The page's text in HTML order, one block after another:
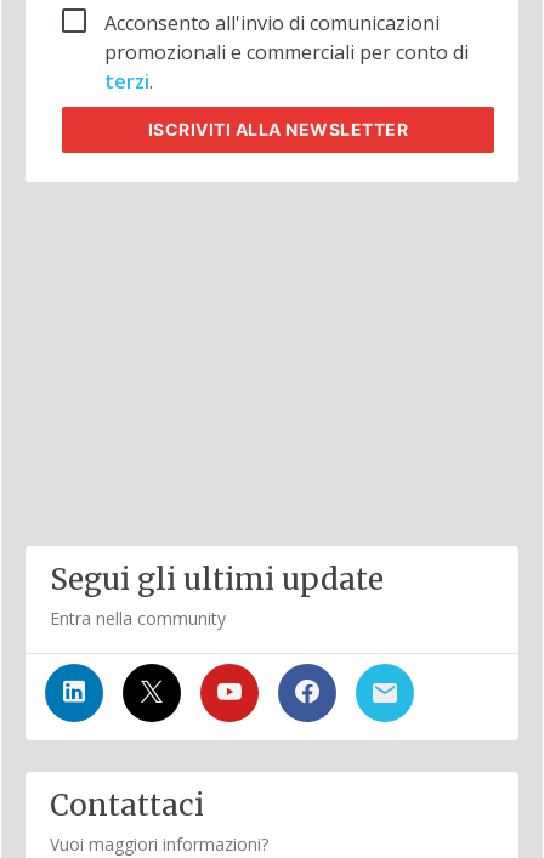
Acconsento all'invio di comunicazioni
promozionali e commerciali per conto di
terzi.
ISCRIVITI ALLA NEWSLETTER
Segui gli ultimi update
Entra nella community
Contattaci
Vuoi maggiori informazioni?